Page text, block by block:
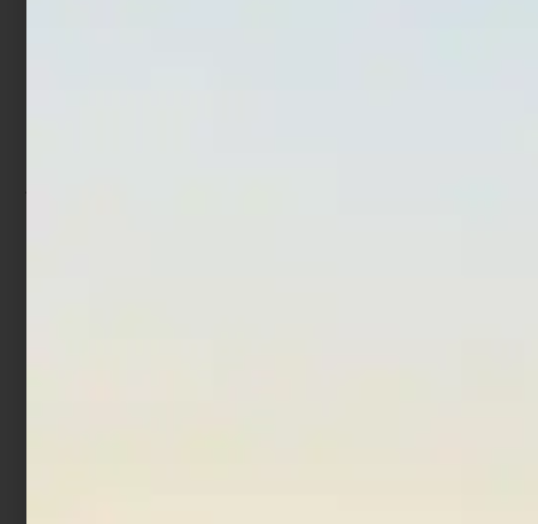
Artificiale Shimano Spoon